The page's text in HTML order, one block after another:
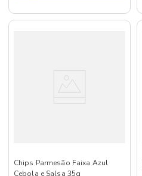
Chips Parmesão Faixa Azul
Cebola e Salsa 35g